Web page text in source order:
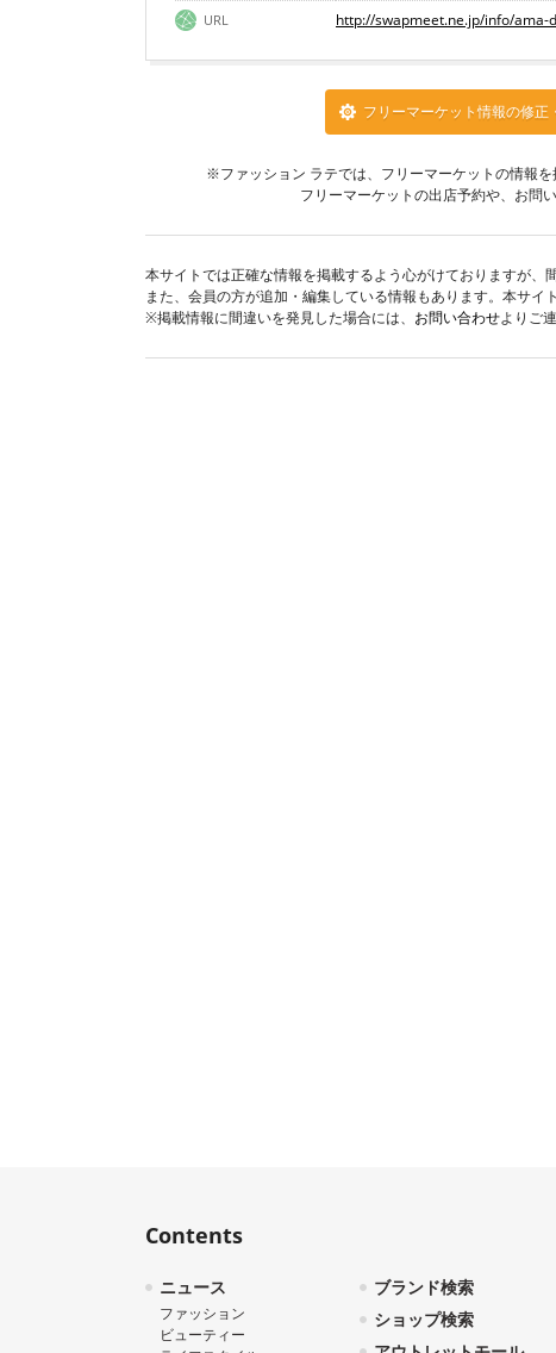
URL http://swapmeet.ne.jp/info/ama-
フリーマーケット情報の修正
※ファッション ラテでは、フリーマーケットの情報
フリーマーケットの出店予約や、お問
本サイトでは正確な情報を掲載するよう心がけておりますが、
また、会員の方が追加・編集している情報もあります。本サイ
※掲載情報に間違いを発見した場合には、 お問い合わせよりご
Contents
ニュース
ファッション
ビューティー
ブランド検索
ショップ検索